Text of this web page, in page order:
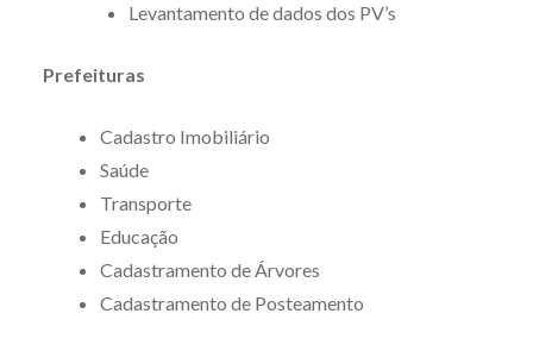
Levantamento de dados dos PV’s
Prefeituras
Cadastro Imobiliário
Saúde
Transporte
Educação
Cadastramento de Árvores
Cadastramento de Posteamento